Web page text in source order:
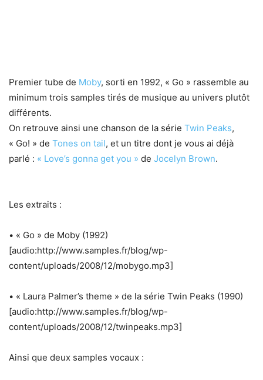
Premier tube de Moby, sorti en 1992, « Go » rassemble au
minimum trois samples tirés de musique au univers plutôt
différents.
On retrouve ainsi une chanson de la série Twin Peaks,
« Go! » de Tones on tail, et un titre dont je vous ai déjà
parlé : « Love’s gonna get you » de Jocelyn Brown.
Les extraits :
• « Go » de Moby (1992)
[audio:http://www.samples.fr/blog/wp-
content/uploads/2008/12/mobygo.mp3]
• « Laura Palmer’s theme » de la série Twin Peaks (1990)
[audio:http://www.samples.fr/blog/wp-
content/uploads/2008/12/twinpeaks.mp3]
Ainsi que deux samples vocaux :